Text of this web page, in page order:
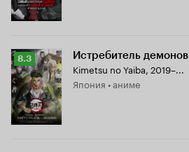
Рейтинг
Кинопоиска
8.3
8.3 Истребитель демонов
Kimetsu no Yaiba, 2019–...
Япония • аниме